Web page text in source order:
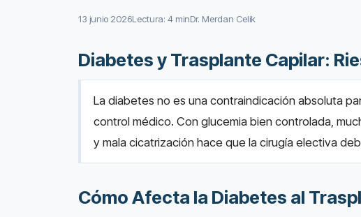
13 junio 2026Lectura: 4 minDr. Merdan Celik
Diabetes y Trasplante Capilar:
La diabetes no es una contraindicación absoluta
control médico. Con glucemia bien controlada,
y mala cicatrización hace que la cirugía electiva
Cómo Afecta la Diabetes al